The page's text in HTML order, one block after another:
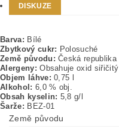
DISKUZE
Barva: Bílé
Zbytkový cukr: Polosuché
Země původu: Česká republika
Alergeny: Obsahuje oxid siřičitý
Objem láhve: 0,75 l
Alkohol: 6,0 % obj.
Obsah kyselin: 5,8 g/l
Šarže: BEZ-01
Země původu